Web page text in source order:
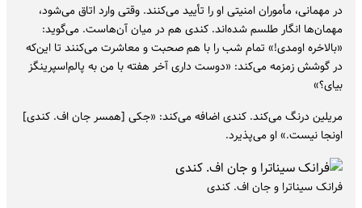
در مهمانی، مأموران امنیتی او را تأیید می‌کنند. وقتی وارد اتاق می‌شود،
مهمان‌ها انگار طلسم شده‌اند. کندی هم در میان آن‌هاست. می‌گوید:
«بالاخره اومدی!» تمام شب را با هم صحبت و معاشرت می‌کنند تا این‌که
در گوشش زمزمه می‌کند: «دوست داری آخر هفته با من به پالم‌اسپرینگز
بیای؟»
مریلین درنگ می‌کند. کندی اضافه می‌کند: «جکی [همسر جان اف. کندی]
اونجا نیست.» او می‌پذیرد.
فرانک سیناترا و جان اف. کندی